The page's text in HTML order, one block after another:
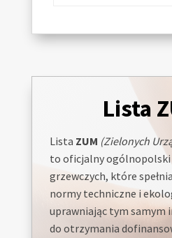
Lista
Lista ZUM (Zielonych
to oficjalny ogólnopolski
grzewczych, które
normy techniczne i
uprawniając tym samym
do otrzymania